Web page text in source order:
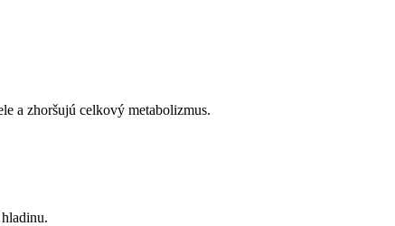
a zhoršujú celkový metabolizmus.